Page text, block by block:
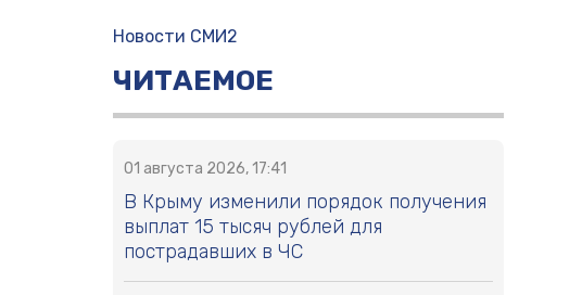
Новости СМИ2
ЧИТАЕМОЕ
01 августа 2026, 17:41
В Крыму изменили порядок получения
выплат 15 тысяч рублей для
пострадавших в ЧС